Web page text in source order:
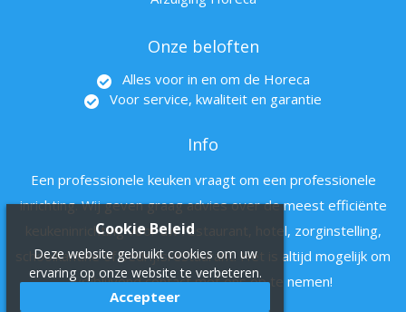
Onze beloften
Alles voor in en om de Horeca
Voor service, kwaliteit en garantie
Info
Een professionele keuken vraagt om een professionele
inrichting. Wij geven graag advies over de meest efficiënte
keukeninrichting voor uw restaurant, hotel, zorginstelling,
schoolkantine of bedrijfsrestaurant. Het is altijd mogelijk om
vrijblijvend contact met ons op te nemen!
Cookie Beleid
Deze website gebruikt cookies om uw
ervaring op onze website te verbeteren.
Accepteer